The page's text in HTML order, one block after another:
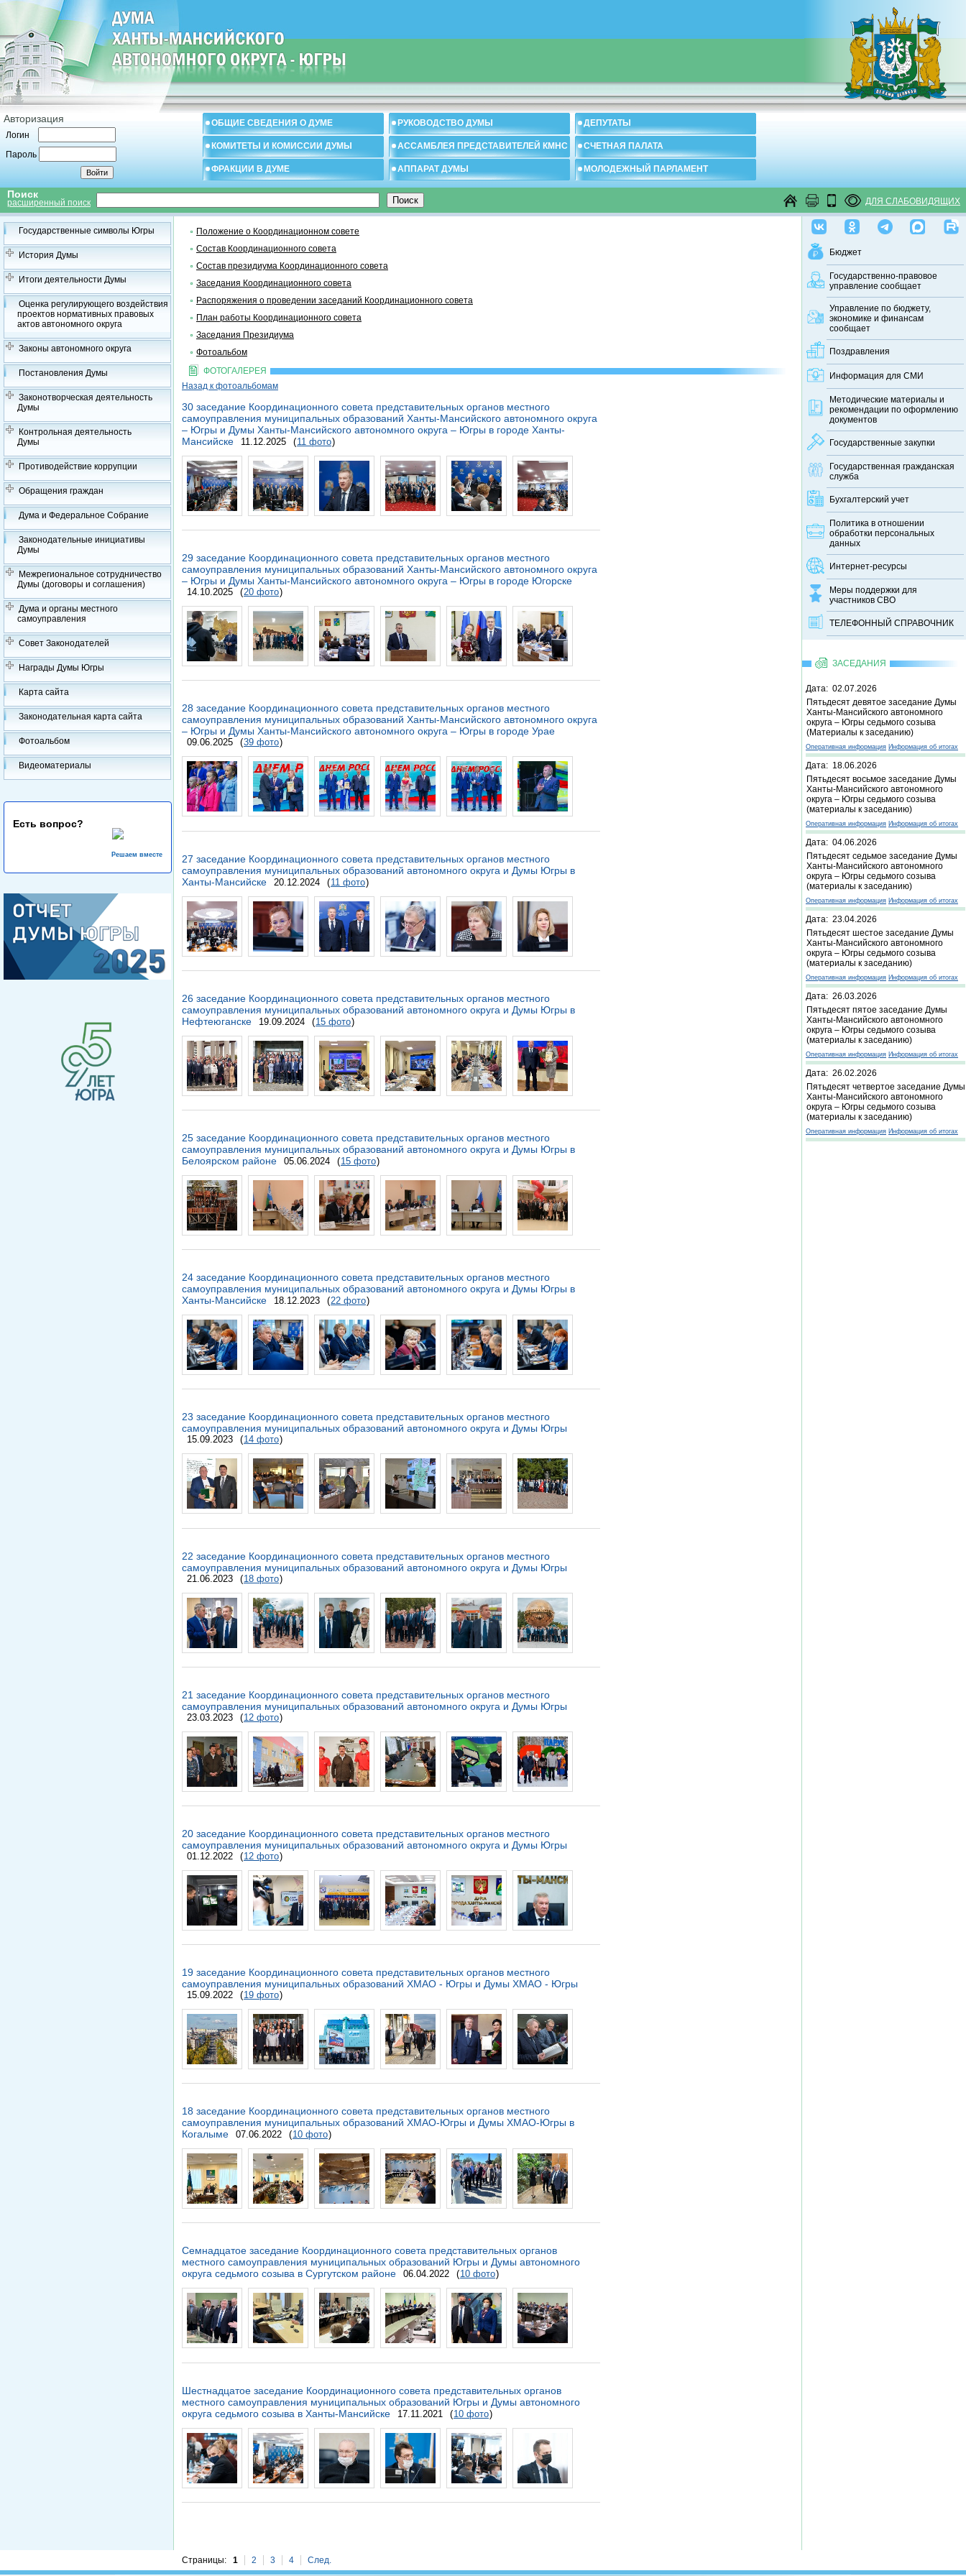
Авторизация
Логин
Пароль
ОБЩИЕ СВЕДЕНИЯ О ДУМЕ РУКОВОДСТВО ДУМЫ ДЕПУТАТЫ
КОМИТЕТЫ И КОМИССИИ ДУМЫ АССАМБЛЕЯ ПРЕДСТАВИТЕЛЕЙ КМНС СЧЕТНАЯ ПАЛАТА
ФРАКЦИИ В ДУМЕ АППАРАТ ДУМЫ МОЛОДЕЖНЫЙ ПАРЛАМЕНТ
Поиск
расширенный поиск ДЛЯ СЛАБОВИДЯЩИХ
Государственные символы Югры
История Думы
Итоги деятельности Думы
Оценка регулирующего воздействия
проектов нормативных правовых
актов автономного округа
Законы автономного округа
Постановления Думы
Законотворческая деятельность
Думы
Контрольная деятельность
Думы
Противодействие коррупции
Обращения граждан
Дума и Федеральное Собрание
Законодательные инициативы
Думы
Межрегиональное сотрудничество
Думы (договоры и соглашения)
Дума и органы местного
самоуправления
Совет Законодателей
Награды Думы Югры
Карта сайта
Законодательная карта сайта
Фотоальбом
Видеоматериалы
Есть вопрос?
Решаем вместе
Бюджет
Государственно-правовое
управление сообщает
Управление по бюджету,
экономике и финансам
сообщает
Поздравления
Информация для СМИ
Методические материалы и
рекомендации по оформлению
документов
Государственные закупки
Государственная гражданская
служба
Бухгалтерский учет
Политика в отношении
обработки персональных
данных
Интернет-ресурсы
Меры поддержки для
участников СВО
ТЕЛЕФОННЫЙ CПРАВОЧНИК
ЗАСЕДАНИЯ
Дата: 02.07.2026
Пятьдесят девятое заседание Думы
Ханты-Мансийского автономного
округа – Югры седьмого созыва
(Материалы к заседанию)
Оперативная информация Информация об итогах
Дата: 18.06.2026
Пятьдесят восьмое заседание Думы
Ханты-Мансийского автономного
округа – Югры седьмого созыва
(материалы к заседанию)
Оперативная информация Информация об итогах
Дата: 04.06.2026
Пятьдесят седьмое заседание Думы
Ханты-Мансийского автономного
округа – Югры седьмого созыва
(материалы к заседанию)
Оперативная информация Информация об итогах
Дата: 23.04.2026
Пятьдесят шестое заседание Думы
Ханты-Мансийского автономного
округа – Югры седьмого созыва
(материалы к заседанию)
Оперативная информация Информация об итогах
Дата: 26.03.2026
Пятьдесят пятое заседание Думы
Ханты-Мансийского автономного
округа – Югры седьмого созыва
(материалы к заседанию)
Оперативная информация Информация об итогах
Дата: 26.02.2026
Пятьдесят четвертое заседание Думы
Ханты-Мансийского автономного
округа – Югры седьмого созыва
(материалы к заседанию)
Оперативная информация Информация об итогах
Положение о Координационном совете
Состав Координационного совета
Состав президиума Координационного совета
Заседания Координационного cовета
Распоряжения о проведении заседаний Координационного совета
План работы Координационного совета
Заседания Президиума
Фотоальбом
ФОТОГАЛЕРЕЯ
Назад к фотоальбомам
30 заседание Координационного совета представительных органов местного
самоуправления муниципальных образований Ханты-Мансийского автономного округа
– Югры и Думы Ханты-Мансийского автономного округа – Югры в городе Ханты-
Мансийске
11.12.2025 (11 фото)
29 заседание Координационного совета представительных органов местного
самоуправления муниципальных образований Ханты-Мансийского автономного округа
– Югры и Думы Ханты-Мансийского автономного округа – Югры в городе Югорске
14.10.2025 (20 фото)
28 заседание Координационного совета представительных органов местного
самоуправления муниципальных образований Ханты-Мансийского автономного округа
– Югры и Думы Ханты-Мансийского автономного округа – Югры в городе Урае
09.06.2025 (39 фото)
27 заседание Координационного совета представительных органов местного
самоуправления муниципальных образований автономного округа и Думы Югры в
Ханты-Мансийске
20.12.2024 (11 фото)
26 заседание Координационного совета представительных органов местного
самоуправления муниципальных образований автономного округа и Думы Югры в
Нефтеюганске
19.09.2024 (15 фото)
25 заседание Координационного совета представительных органов местного
самоуправления муниципальных образований автономного округа и Думы Югры в
Белоярском районе
05.06.2024 (15 фото)
24 заседание Координационного совета представительных органов местного
самоуправления муниципальных образований автономного округа и Думы Югры в
Ханты-Мансийске
18.12.2023 (22 фото)
23 заседание Координационного совета представительных органов местного
самоуправления муниципальных образований автономного округа и Думы Югры
15.09.2023 (14 фото)
22 заседание Координационного совета представительных органов местного
самоуправления муниципальных образований автономного округа и Думы Югры
21.06.2023 (18 фото)
21 заседание Координационного совета представительных органов местного
самоуправления муниципальных образований автономного округа и Думы Югры
23.03.2023 (12 фото)
20 заседание Координационного совета представительных органов местного
самоуправления муниципальных образований автономного округа и Думы Югры
01.12.2022 (12 фото)
19 заседание Координационного совета представительных органов местного
самоуправления муниципальных образований ХМАО - Югры и Думы ХМАО - Югры
15.09.2022 (19 фото)
18 заседание Координационного совета представительных органов местного
самоуправления муниципальных образований ХМАО-Югры и Думы ХМАО-Югры в
Когалыме
07.06.2022 (10 фото)
Семнадцатое заседание Координационного совета представительных органов
местного самоуправления муниципальных образований Югры и Думы автономного
округа седьмого созыва в Сургутском районе
06.04.2022 (10 фото)
Шестнадцатое заседание Координационного совета представительных органов
местного самоуправления муниципальных образований Югры и Думы автономного
округа седьмого созыва в Ханты-Мансийске
17.11.2021 (10 фото)
Страницы: 1 2 3 4 След.